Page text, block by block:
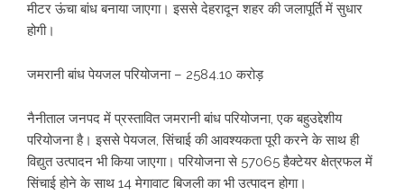
मीटर ऊंचा बांध बनाया जाएगा। इससे देहरादून शहर की जलापूर्ति में सुधार
होगी।
जमरानी बांध पेयजल परियोजना – 2584.10 करोड़
नैनीताल जनपद में प्रस्तावित जमरानी बांध परियोजना, एक बहुउद्देशीय
परियोजना है। इससे पेयजल, सिंचाई की आवश्यकता पूरी करने के साथ ही
विद्युत उत्पादन भी किया जाएगा। परियोजना से 57065 हैक्टेयर क्षेत्रफल में
सिंचाई होने के साथ 14 मेगावाट बिजली का भी उत्पादन होगा।